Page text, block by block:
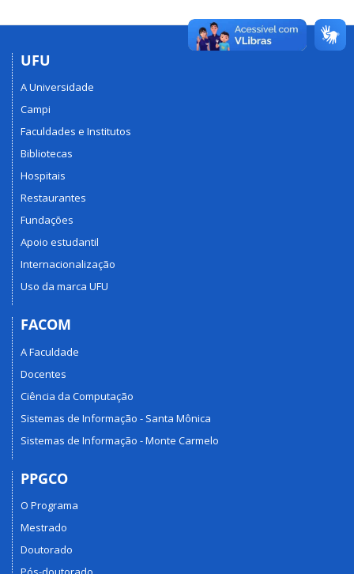
UFU
A Universidade
Campi
Faculdades e Institutos
Bibliotecas
Hospitais
Restaurantes
Fundações
Apoio estudantil
Internacionalização
Uso da marca UFU
FACOM
A Faculdade
Docentes
Ciência da Computação
Sistemas de Informação - Santa Mônica
Sistemas de Informação - Monte Carmelo
PPGCO
O Programa
Mestrado
Doutorado